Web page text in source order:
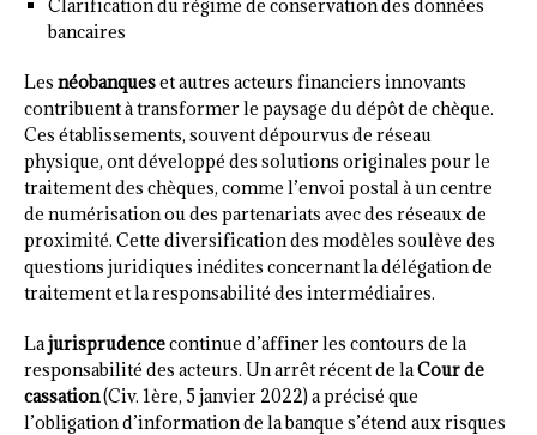
Clarification du régime de conservation des données
bancaires
Les néobanqueset autres acteurs financiers innovants
contribuent à transformer le paysage du dépôt de chèque.
Ces établissements, souvent dépourvus de réseau
physique, ont développé des solutions originales pour le
traitement des chèques, comme l’envoi postal à un centre
de numérisation ou des partenariats avec des réseaux de
proximité. Cette diversification des modèles soulève des
questions juridiques inédites concernant la délégation de
traitement et la responsabilité des intermédiaires.
Lajurisprudencecontinue d’affiner les contours de la
responsabilité des acteurs. Un arrêt récent de laCour de
cassation(Civ. 1ère, 5 janvier 2022) a précisé que
l’obligation d’information de la banque s’étend aux risques